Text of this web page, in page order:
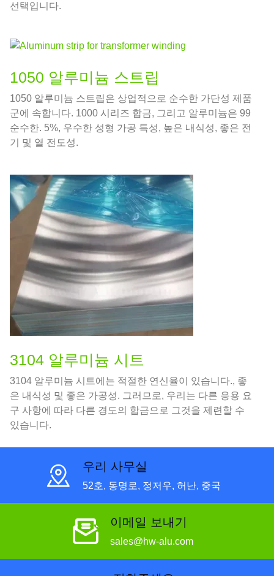
선택입니다.
1050 알루미늄 스트립
1050 알루미늄 스트립은 상업적으로 순수한 가단성 제품
군에 속합니다. 1000 시리즈 합금, 그리고 알루미늄은 99
순수한. 5%, 우수한 성형 가공 특성, 높은 내식성, 좋은 전
기 및 열 전도성.
3104 알루미늄 시트
3104 알루미늄 시트에는 적절한 연신율이 있습니다., 좋
은 내식성 및 좋은 가공성. 그러므로, 우리는 다른 응용 요
구 사항에 따라 다른 경도의 합금으로 그것을 제련할 수
있습니다.
우리 사무실
52호, 동명로, 정저우, 허난, 중국
이메일 보내기
sales@hw-alu.com